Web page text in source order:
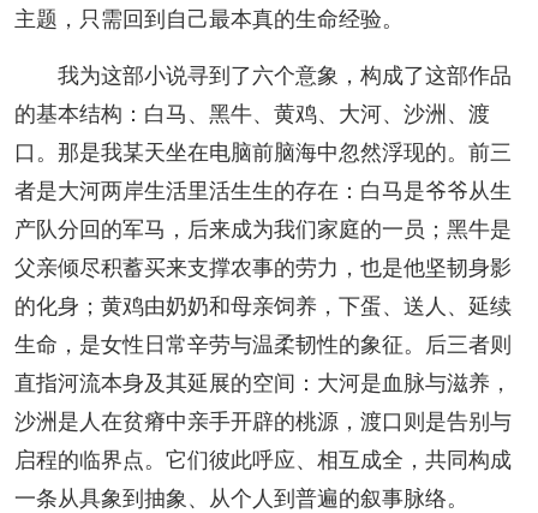
主题，只需回到自己最本真的生命经验。
我为这部小说寻到了六个意象，构成了这部作品
的基本结构：白马、黑牛、黄鸡、大河、沙洲、渡
口。那是我某天坐在电脑前脑海中忽然浮现的。前三
者是大河两岸生活里活生生的存在：白马是爷爷从生
产队分回的军马，后来成为我们家庭的一员；黑牛是
父亲倾尽积蓄买来支撑农事的劳力，也是他坚韧身影
的化身；黄鸡由奶奶和母亲饲养，下蛋、送人、延续
生命，是女性日常辛劳与温柔韧性的象征。后三者则
直指河流本身及其延展的空间：大河是血脉与滋养，
沙洲是人在贫瘠中亲手开辟的桃源，渡口则是告别与
启程的临界点。它们彼此呼应、相互成全，共同构成
一条从具象到抽象、从个人到普遍的叙事脉络。